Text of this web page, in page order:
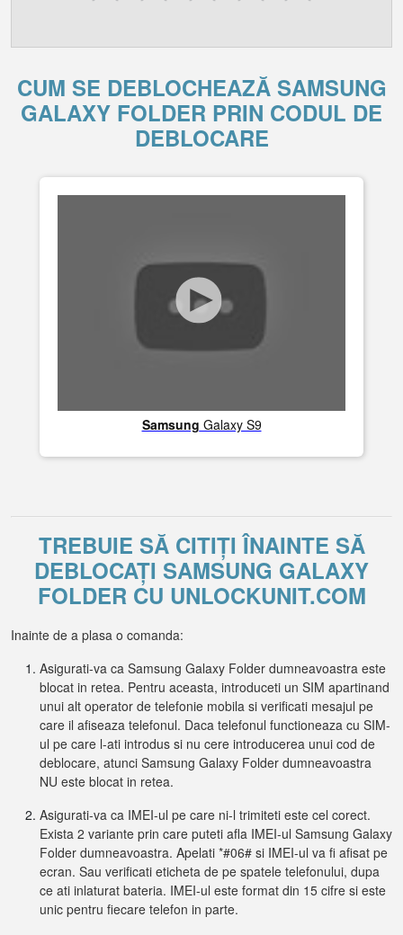
CUM SE DEBLOCHEAZĂ SAMSUNG
GALAXY FOLDER PRIN CODUL DE
DEBLOCARE
Samsung Galaxy S9
TREBUIE SĂ CITIȚI ÎNAINTE SĂ
DEBLOCAȚI SAMSUNG GALAXY
FOLDER CU UNLOCKUNIT.COM
Inainte de a plasa o comanda:
Asigurati-va ca Samsung Galaxy Folder dumneavoastra este
blocat in retea. Pentru aceasta, introduceti un SIM apartinand
unui alt operator de telefonie mobila si verificati mesajul pe
care il afiseaza telefonul. Daca telefonul functioneaza cu SIM-
ul pe care l-ati introdus si nu cere introducerea unui cod de
deblocare, atunci Samsung Galaxy Folder dumneavoastra
NU este blocat in retea.
Asigurati-va ca IMEI-ul pe care ni-l trimiteti este cel corect.
Exista 2 variante prin care puteti afla IMEI-ul Samsung Galaxy
Folder dumneavoastra. Apelati *#06# si IMEI-ul va fi afisat pe
ecran. Sau verificati eticheta de pe spatele telefonului, dupa
ce ati inlaturat bateria. IMEI-ul este format din 15 cifre si este
unic pentru fiecare telefon in parte.